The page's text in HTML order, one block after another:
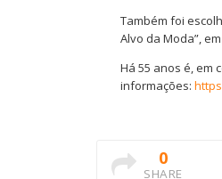
Também foi
Alvo da Moda”, em
Há 55 anos é, em
informações:
0
SHARE